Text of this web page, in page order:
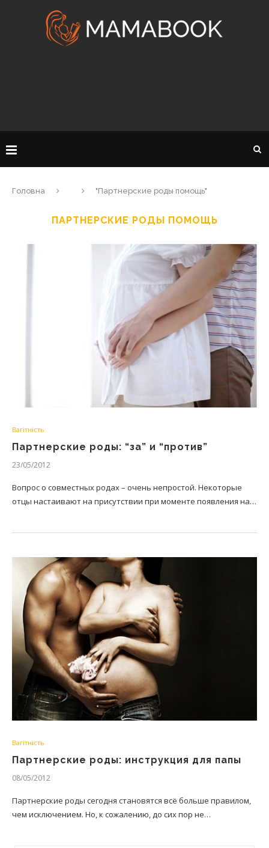
Головна "Партнерские роды помощь"
ПАРТНЕРСКИЕ РОДЫ ПОМОЩЬ
Вагітність
Партнерские роды: “за” и “против”
23/05/2012
Вопрос о совместных родах – очень непростой. Некоторые
отцы настаивают на присутствии при моменте появления на…
Вагітність
Партнерские роды: инструкция для папы
08/05/2012
Партнерские роды сегодня становятся всё больше правилом,
чем исключением. Но, к сожалению, до сих пор не…